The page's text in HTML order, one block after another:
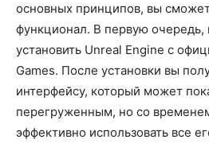
основных принципов, вы
функционал. В первую очередь,
установить Unreal Engine с
Games. После установки вы
интерфейсу, который может
перегруженным, но со
эффективно использовать все